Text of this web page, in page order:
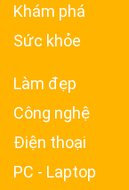
Khám phá
Sức khỏe
Làm đẹp
Công nghệ
Điện thoại
PC - Laptop